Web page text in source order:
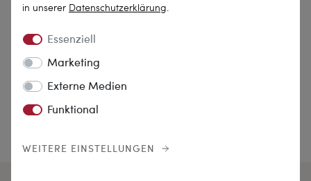
in unserer Daten­schutz­erklärung.
Essenziell
Marketing
Externe Medien
Funktional
WEITERE EINSTELLUNGEN